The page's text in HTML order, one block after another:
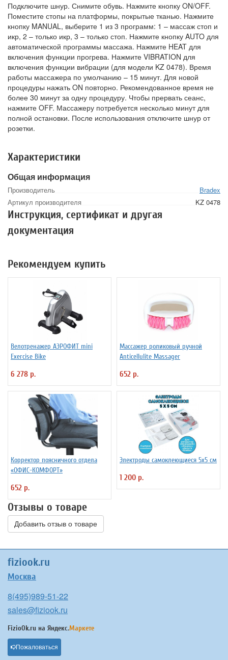
Подключите шнур. Снимите обувь. Нажмите кнопку ON/OFF.
Поместите стопы на платформы, покрытые тканью. Нажмите
кнопку MANUAL, выберите 1 из 3 программ: 1 – массаж стоп и
икр, 2 – только икр, 3 – только стоп. Нажмите кнопку AUTO для
автоматической программы массажа. Нажмите HEAT для
включения функции прогрева. Нажмите VIBRATION для
включения функции вибрации (для модели KZ 0478). Время
работы массажера по умолчанию – 15 минут. Для новой
процедуры нажать ON повторно. Рекомендованное время не
более 30 минут за одну процедуру. Чтобы прервать сеанс,
нажмите OFF. Массажеру потребуется несколько минут для
полной остановки. После использования отключите шнур от
розетки.
Характеристики
Общая информация
Производитель
Bradex
Артикул производителя
KZ 0478
Инструкция, сертификат и другая
документация
Рекомендуем купить
Велотренажер АЭРОФИТ mini
Exercise Bike
6 278 р.
Массажер роликовый ручной
Anticellulite Massager
652 р.
Корректор поясничного отдела
«ОФИС-КОМФОРТ»
652 р.
Электроды самоклеющиеся 5х5 см
1 200 р.
Отзывы о товаре
Добавить отзыв о товаре
fiziook.ru
Москва
8(495)989-51-22
sales@fiziook.ru
FizioOk.ru на Яндекс.Маркете
Пожаловаться